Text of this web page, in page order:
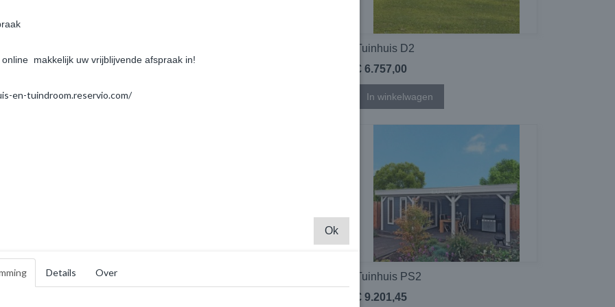
Tuinhuis D2
€ 6.757,00
In winkelwagen
V5
Tuinhuis PS2
€ 9.201,45
online makkelijk uw vrijblijvende afspraak in!
en-tuindroom.reservio.com/
Ok
Details Over